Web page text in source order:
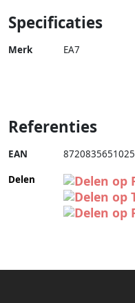
Specificaties
Merk EA7
Referenties
EAN 8720835651025
Delen